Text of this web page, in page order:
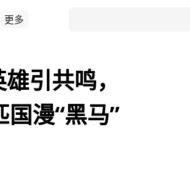
更多
引共鸣，
国漫“黑马”